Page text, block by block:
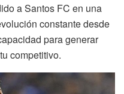
a Santos FC en una
constante desde
para generar
competitivo.